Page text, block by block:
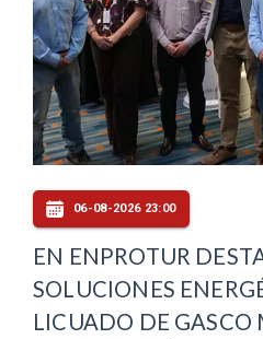
06-08-2026 23:00
EN ENPROTUR
SOLUCIONES
LICUADO DE GASCO